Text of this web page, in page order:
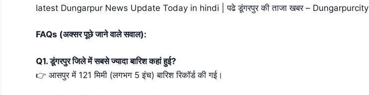
latest Dungarpur News Update Today in hindi | पढे डूंगरपुर की ताजा खबर – Dungarpurcity
FAQs (अक्सर पूछे जाने वाले सवाल):
Q1. डूंगरपुर जिले में सबसे ज्यादा बारिश कहां हुई?
👉 आसपुर में 121 मिमी (लगभग 5 इंच) बारिश रिकॉर्ड की गई।